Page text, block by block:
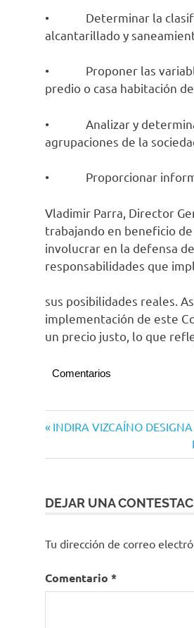
• Determinar la
alcantarillado y
• Proponer las variables
predio o casa habitación
• Analizar y determinar
agrupaciones de la
• Proporcionar
Vladimir Parra, Director
trabajando en beneficio
involucrar en la defensa
responsabilidades que
sus posibilidades reales.
implementación de este
un precio justo, lo que
Comentarios
Navegación
de
Entrada
INDIRA VIZCAÍNO
DEJAR UNA
Tu dirección de correo
Comentario *